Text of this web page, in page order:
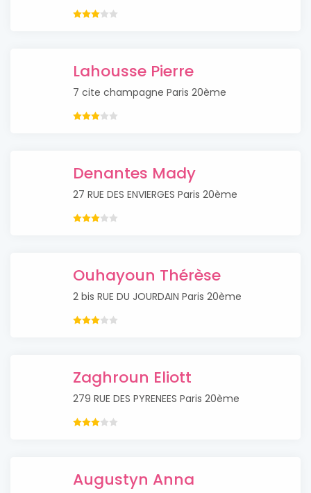
Lahousse Pierre
7 cite champagne Paris 20ème
Denantes Mady
27 RUE DES ENVIERGES Paris 20ème
Ouhayoun Thérèse
2 bis RUE DU JOURDAIN Paris 20ème
Zaghroun Eliott
279 RUE DES PYRENEES Paris 20ème
Augustyn Anna